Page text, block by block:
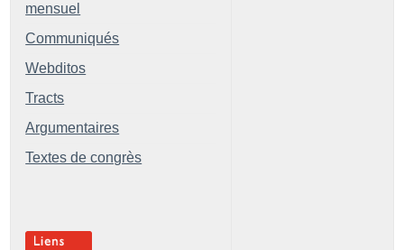
mensuel
Communiqués
Webditos
Tracts
Argumentaires
Textes de congrès